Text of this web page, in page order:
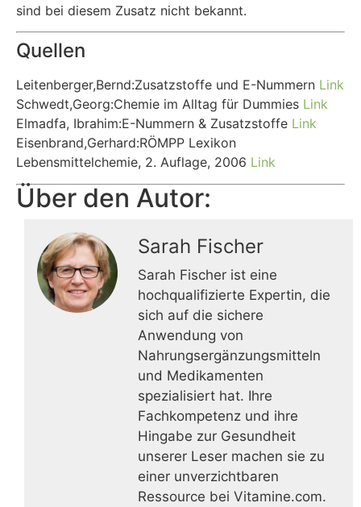
sind bei diesem Zusatz nicht bekannt.
Quellen
Leitenberger,Bernd:Zusatzstoffe und E-Nummern Link
Schwedt,Georg:Chemie im Alltag für Dummies Link
Elmadfa, Ibrahim:E-Nummern & Zusatzstoffe Link
Eisenbrand,Gerhard:RÖMPP Lexikon
Lebensmittelchemie, 2. Auflage, 2006 Link
Über den Autor:
Sarah Fischer
Sarah Fischer ist eine
hochqualifizierte Expertin, die
sich auf die sichere
Anwendung von
Nahrungsergänzungsmitteln
und Medikamenten
spezialisiert hat. Ihre
Fachkompetenz und ihre
Hingabe zur Gesundheit
unserer Leser machen sie zu
einer unverzichtbaren
Ressource bei Vitamine.com.